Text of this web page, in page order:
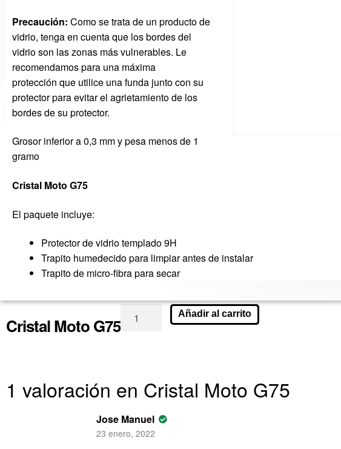
Precaución: Como se trata de un producto de
vidrio, tenga en cuenta que losbordes del
vidrioson las zonas más vulnerables. Le
recomendamospara una máxima
protección que utilice una funda junto con su
protectorpara evitar el agrietamientode los
bordes desu protector.
Grosor inferior a 0,3 mm y pesa menos de 1
gramo
Cristal Moto G75
El paquete incluye:
Protector devidriotemplado 9H
Trapito humedecido para limpiar antes de instalar
Trapito de micro-fibra para secar
Cristal Moto G75
Añadir al carrito
1 valoración en Cristal Moto G75
Jose Manuel
23 enero, 2022